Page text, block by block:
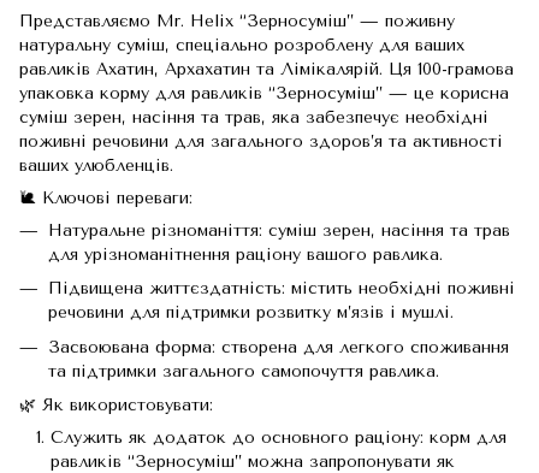
Представляємо Mr. Helix “Зерносуміш” — поживну
натуральну суміш, спеціально розроблену для ваших
равликів Ахатин, Архахатин та Лімікалярій. Ця 100-грамова
упаковка корму для равликів “Зерносуміш” — це корисна
суміш зерен, насіння та трав, яка забезпечує необхідні
поживні речовини для загального здоров’я та активності
ваших улюбленців.
🐌 Ключові переваги:
Натуральне різноманіття: суміш зерен, насіння та трав
для урізноманітнення раціону вашого равлика.
Підвищена життєздатність: містить необхідні поживні
речовини для підтримки розвитку м’язів і мушлі.
Засвоювана форма: створена для легкого споживання
та підтримки загального самопочуття равлика.
🌿 Як використовувати:
Служить як додаток до основного раціону: корм для
равликів “Зерносуміш” можна запропонувати як